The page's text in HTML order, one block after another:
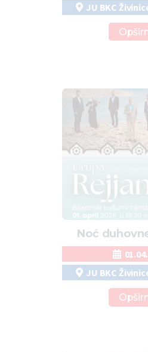
JU BKC
Noć
sevdaha:
JU BKC